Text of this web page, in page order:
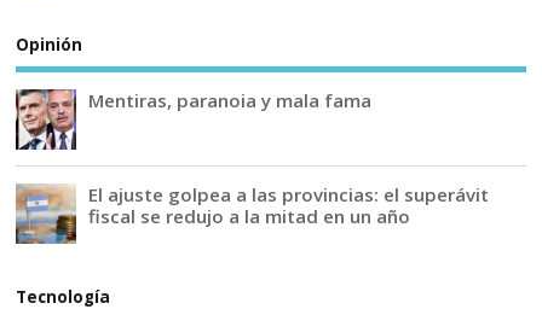
Opinión
Mentiras, paranoia y mala fama
El ajuste golpea a las provincias: el superávit
fiscal se redujo a la mitad en un año
Tecnología